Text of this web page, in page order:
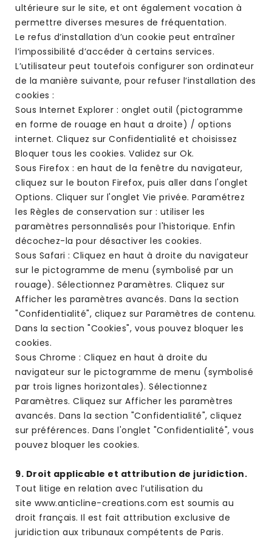
ultérieure sur le site, et ont également vocation à
permettre diverses mesures de fréquentation.
Le refus d’installation d’un cookie peut entraîner
l’impossibilité d’accéder à certains services.
L’utilisateur peut toutefois configurer son ordinateur
de la manière suivante, pour refuser l’installation des
cookies :
Sous Internet Explorer : onglet outil (pictogramme
en forme de rouage en haut a droite) / options
internet. Cliquez sur Confidentialité et choisissez
Bloquer tous les cookies. Validez sur Ok.
Sous Firefox : en haut de la fenêtre du navigateur,
cliquez sur le bouton Firefox, puis aller dans l'onglet
Options. Cliquer sur l'onglet Vie privée. Paramétrez
les Règles de conservation sur : utiliser les
paramètres personnalisés pour l'historique. Enfin
décochez-la pour désactiver les cookies.
Sous Safari : Cliquez en haut à droite du navigateur
sur le pictogramme de menu (symbolisé par un
rouage). Sélectionnez Paramètres. Cliquez sur
Afficher les paramètres avancés. Dans la section
"Confidentialité", cliquez sur Paramètres de contenu.
Dans la section "Cookies", vous pouvez bloquer les
cookies.
Sous Chrome : Cliquez en haut à droite du
navigateur sur le pictogramme de menu (symbolisé
par trois lignes horizontales). Sélectionnez
Paramètres. Cliquez sur Afficher les paramètres
avancés. Dans la section "Confidentialité", cliquez
sur préférences. Dans l'onglet "Confidentialité", vous
pouvez bloquer les cookies.
9. Droit applicable et attribution de juridiction.
Tout litige en relation avec l’utilisation du
site www.anticline-creations.com est soumis au
droit français. Il est fait attribution exclusive de
juridiction aux tribunaux compétents de Paris.